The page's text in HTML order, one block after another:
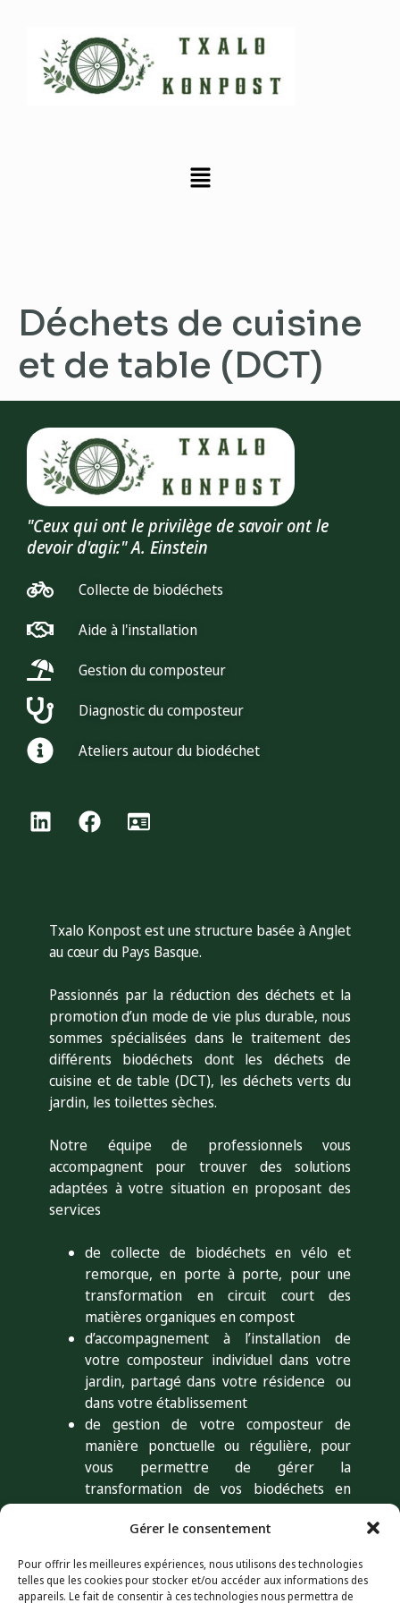
Gérer le consentement
Pour offrir les meilleures expériences, nous utilisons des technologies
telles que les cookies pour stocker et/ou accéder aux informations des
appareils. Le fait de consentir à ces technologies nous permettra de
Déchets de cuisine
et de table (DCT)
"Ceux qui ont le privilège de savoir ont le
devoir d'agir." A. Einstein
Collecte de biodéchets
Aide à l'installation
Gestion du composteur
Diagnostic du composteur
Ateliers autour du biodéchet
Txalo Konpost est une structure basée à Anglet
au cœur du Pays Basque.
Passionnés par la réduction des déchets et la
promotion d’un mode de vie plus durable, nous
sommes spécialisées dans le traitement des
différents biodéchets dont les déchets de
cuisine et de table (DCT), les déchets verts du
jardin, les toilettes sèches.
Notre équipe de professionnels vous
accompagnent pour trouver des solutions
adaptées à votre situation en proposant des
services
de collecte de biodéchets en vélo et
remorque, en porte à porte, pour une
transformation en circuit court des
matières organiques en compost
d’accompagnement à l’installation de
votre composteur individuel dans votre
jardin, partagé dans votre résidence ou
dans votre établissement
de gestion de votre composteur de
manière ponctuelle ou régulière, pour
vous permettre de gérer la
transformation de vos biodéchets en
toute sérénité
de diagnostic pour faire un état des lieux
clés de réussite
d’animation et de sensibilisation autour